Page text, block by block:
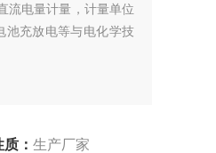
流电量计量，计量单位
池充放电等与电化学技
质：生产厂家